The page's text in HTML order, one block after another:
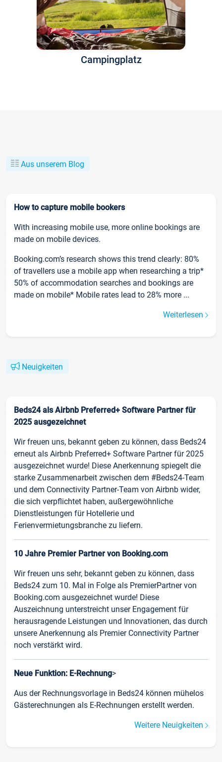
Campingplatz
Aus unserem Blog
How to capture mobile bookers
With increasing mobile use, more online bookings are
made on mobile devices.
Booking.com’s research shows this trend clearly: 80%
of travellers use a mobile app when researching a trip*
50% of accommodation searches and bookings are
made on mobile* Mobile rates lead to 28% more ...
Weiterlesen
Neuigkeiten
Beds24 als Airbnb Preferred+ Software Partner für
2025 ausgezeichnet
Wir freuen uns, bekannt geben zu können, dass Beds24
erneut als Airbnb Preferred+ Software Partner für 2025
ausgezeichnet wurde! Diese Anerkennung spiegelt die
starke Zusammenarbeit zwischen dem #Beds24-Team
und dem Connectivity Partner-Team von Airbnb wider,
die sich verpflichtet haben, außergewöhnliche
Dienstleistungen für Hotellerie und
Ferienvermietungsbranche zu liefern.
10 Jahre Premier Partner von Booking.com
Wir freuen uns sehr, bekannt geben zu können, dass
Beds24 zum 10. Mal in Folge als PremierPartner von
Booking.com ausgezeichnet wurde! Diese
Auszeichnung unterstreicht unser Engagement für
herausragende Leistungen und Innovationen, das durch
unsere Anerkennung als Premier Connectivity Partner
noch verstärkt wird.
Neue Funktion: E-Rechnung>
Aus der Rechnungsvorlage in Beds24 können mühelos
Gästerechnungen als E-Rechnungen erstellt werden.
Weitere Neuigkeiten